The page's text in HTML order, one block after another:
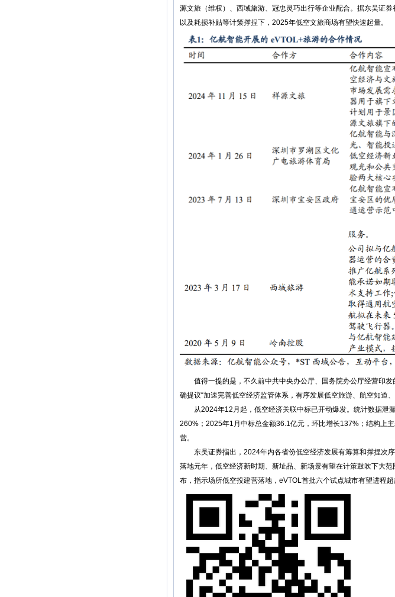
源文旅（维权）、西域旅游、冠忠灵巧出行等企业配合。据东吴证
以及耗损补贴等计策撑捏下，2025年低空文旅商场有望快速起量。
值得一提的是，不久前中共中央办公厅、国务院办公厅经营印发
确提议“加速完善低空经济监管体系，有序发展低空旅游、航空知道
从2024年12月起，低空经济关联中标已开动爆发。统计数据泄
260%；2025年1月中标总金额36.1亿元，环比增长137%；结构上
营。
东吴证券指出，2024年内各省份低空经济发展有筹算和撑捏次
落地元年，低空经济新时期、新址品、新场景有望在计策鼓吹下大
布，指示场所低空投建营落地，eVTOL首批六个试点城市有望进程超